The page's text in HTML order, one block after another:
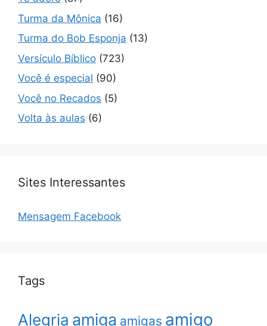
Turma da Mônica (16)
Turma do Bob Esponja (13)
Versículo Bíblico (723)
Você é especial (90)
Você no Recados (5)
Volta às aulas (6)
Sites Interessantes
Mensagem Facebook
Tags
Alegria amiga amigas amigo